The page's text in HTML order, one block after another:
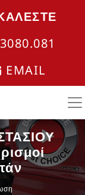
EMAIL